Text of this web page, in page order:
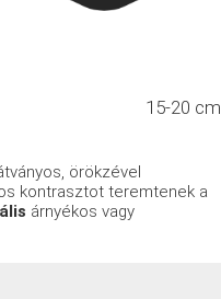
15-20 cm
örökzével
kontrasztot teremtenek a
árnyékos vagy